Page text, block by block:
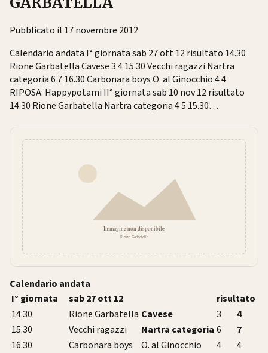
Pubblicato il 17 novembre 2012
Calendario andata I° giornata sab 27 ott 12 risultato 14.30
Rione Garbatella Cavese 3 4 15.30 Vecchi ragazzi Nartra
categoria 6 7 16.30 Carbonara boys O. al Ginocchio 4 4
RIPOSA: Happypotami II° giornata sab 10 nov 12 risultato
14.30 Rione Garbatella Nartra categoria 4 5 15.30…
Calendario andata
I° giornata
sab 27 ott 12
risultato
14.30
Rione Garbatella Cavese 3
4
15.30
Vecchi ragazzi Nartra categoria 6
7
16.30
Carbonara boys O. al Ginocchio 4
4